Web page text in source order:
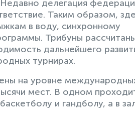
делегация
Таким образом,
в воду, синхронному
Трибуны
дальнейшего
турнирах.
на уровне
мест. В одном
и гандболу, а в